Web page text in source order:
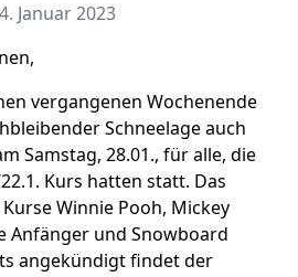
Januar 2023
vergangenen Wochenende
Schneelage auch
Samstag, 28.01., für alle, die
Kurs hatten statt. Das
Winnie Pooh, Mickey
Anfänger und Snowboard
angekündigt findet der